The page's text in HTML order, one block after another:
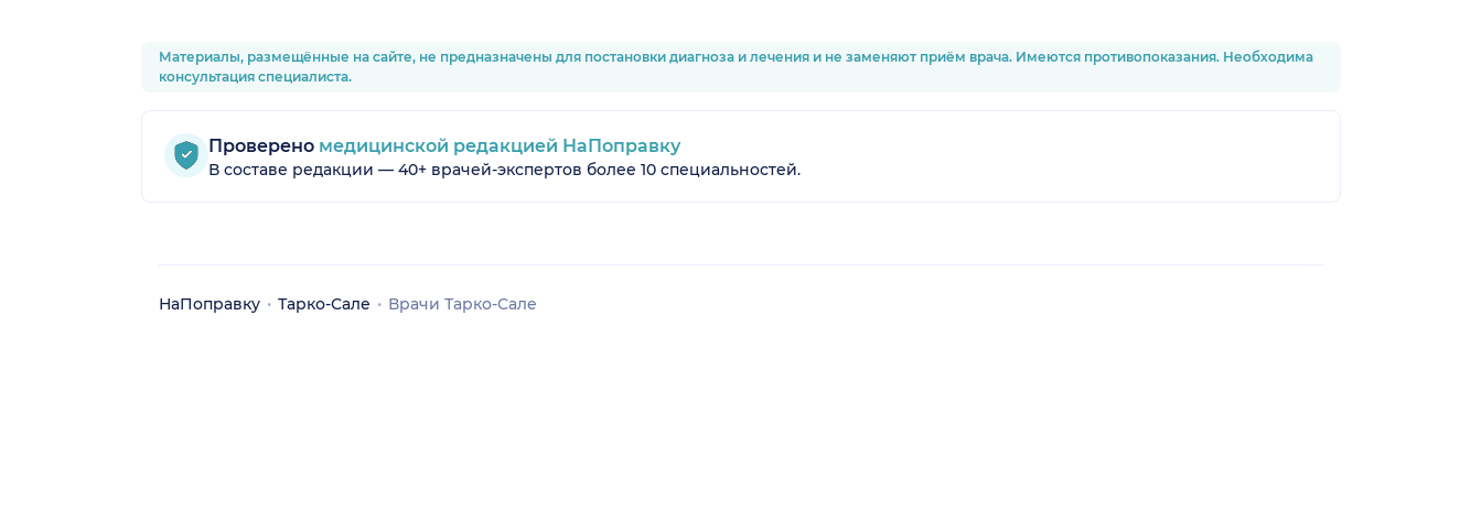
Материалы, размещённые на сайте, не предназначены для постановки диагноза и лечения и не заменяют приём врача. Имеются противопоказания. Необходима
консультация специалиста.
Проверено медицинской редакцией НаПоправку
В составе редакции — 40+ врачей-экспертов более 10 специальностей.
НаПоправку Тарко-Сале Врачи Тарко-Сале